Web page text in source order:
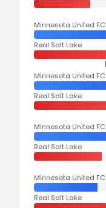
Minnesota United FC
Real Salt Lake
Minnesota United FC
Real Salt Lake
Minnesota United FC
Real Salt Lake
Minnesota United FC
Real Salt Lake